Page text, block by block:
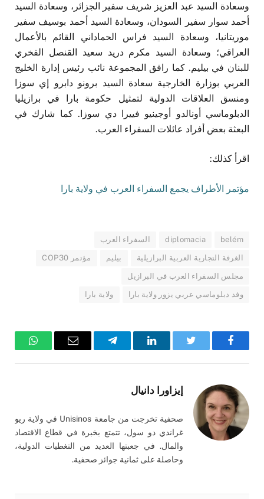
وسعادة السيد عبد العزيز شريف سفير الجزائر، وسعادة السيد
أحمد سوار سفير السودان، وسعادة السيد أحمد بوسيف سفير
موريتانيا، وسعادة السيد فراس الحماداني القائم بالأعمال
العراقي؛ وسعادة السيد مكرم دريد سعيد القنصل الفخري
للبنان في بيليم. كما رافق المجموعة نائب رئيس إدارة الخليج
العربي بوزارة الخارجية سعادة السيد برونو دابرو إي سوزا
ومنسق العلاقات الدولية لتمثيل حكومة بارا في برازيليا
الدبلوماسي أونالدو أوجينيو فييرا دي سوزا. كما شارك في
البعثة بعض أفراد عائلات السفراء العرب.
اقرأ كذلك:
مؤتمر الأطراف يجمع السفراء العرب في ولاية بارا
belém
diplomacia السفراء العرب
الغرفة التجارية العربية البرازيلية بيليم مؤتمر COP30
مجلس السفراء العرب في البرازيل
وفد دبلوماسي عربي يزور ولاية بارا ولاية بارا
فيسبوك تويتر لينكدإن تيلقرام
البريد
واتساب
إيزاورا دانيال
صحفية تخرجت من جامعة Unisinos في ولاية ريو
غراندي دو سول، تتمتع بخبرة في قطاع الاقتصاد
والمال. في جعبتها العديد من التغطيات الدولية،
وحاصلة على ثمانية جوائز صحفية.